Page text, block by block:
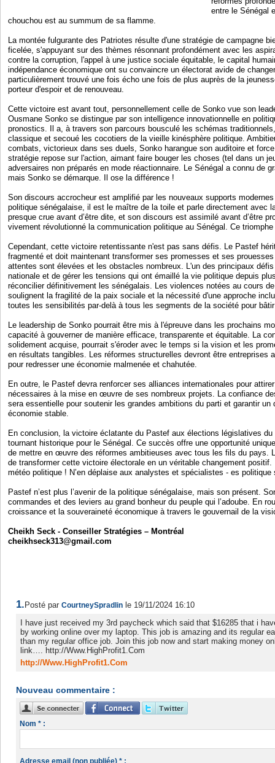
entre le Sénégal
chouchou est au summum de sa flamme.
La montée fulgurante des Patriotes résulte d'une stratégie de campagne
ficelée, s'appuyant sur des thèmes résonnant profondément avec les
contre la corruption, l'appel à une justice sociale équitable, le capital
indépendance économique ont su convaincre un électorat avide de
particulièrement trouvé une fois écho une fois de plus auprès de la
porteur d'espoir et de renouveau.
Cette victoire est avant tout, personnellement celle de Sonko vue son
Ousmane Sonko se distingue par son intelligence innovationnelle en
pronostics. Il a, à travers son parcours bousculé les schémas
classique et secoué les cocotiers de la vieille kinésphère politique.
combats, victorieux dans ses duels, Sonko harangue son auditoire et
stratégie repose sur l'action, aimant faire bouger les choses (tel dans un
adversaires non préparés en mode réactionnaire. Le Sénégal a connu de
mais Sonko se démarque. Il ose la différence !
Son discours accrocheur est amplifié par les nouveaux supports
politique sénégalaise, il est le maître de la toile et parle directement avec
presque crue avant d’être dite, et son discours est assimilé avant d’être
vivement révolutionné la communication politique au Sénégal. Ce
Cependant, cette victoire retentissante n'est pas sans défis. Le Pastef
fragmenté et doit maintenant transformer ses promesses et ses
attentes sont élevées et les obstacles nombreux. L'un des principaux
nationale et de gérer les tensions qui ont émaillé la vie politique depuis
réconcilier définitivement les sénégalais. Les violences notées au cours
soulignent la fragilité de la paix sociale et la nécessité d'une approche
toutes les sensibilités par-delà à tous les segments de la société pour
Le leadership de Sonko pourrait être mis à l'épreuve dans les prochains
capacité à gouverner de manière efficace, transparente et équitable. La
solidement acquise, pourrait s'éroder avec le temps si la vision et les
en résultats tangibles. Les réformes structurelles devront être entreprises
pour redresser une économie malmenée et chahutée.
En outre, le Pastef devra renforcer ses alliances internationales pour
nécessaires à la mise en œuvre de ses nombreux projets. La confiance
sera essentielle pour soutenir les grandes ambitions du parti et garantir un
économie stable.
En conclusion, la victoire éclatante du Pastef aux élections législatives du
tournant historique pour le Sénégal. Ce succès offre une opportunité
de mettre en œuvre des réformes ambitieuses avec tous les fils du pays.
de transformer cette victoire électorale en un véritable changement
météo politique ! N’en déplaise aux analystes et spécialistes - es politique
Pastef n’est plus l’avenir de la politique sénégalaise, mais son présent.
commandes et des leviers au grand bonheur du peuple qui l’adoube. En
croissance et la souveraineté économique à travers le gouvernail de la
Cheikh Seck - Conseiller Stratégies – Montréal
cheikhseck313@gmail.com
1. Posté parCourtneySpradlin le 19/11/2024 16:10
I have just received my 3rd paycheck which said that $16285 that i
by working online over my laptop. This job is amazing and its regular
than my regular office job. Join this job now and start making money
link…. http://Www.HighProfit1.Com
http://Www.HighProfit1.Com
Nouveau commentaire :
Nom * :
Adresse email (non publiée) * :